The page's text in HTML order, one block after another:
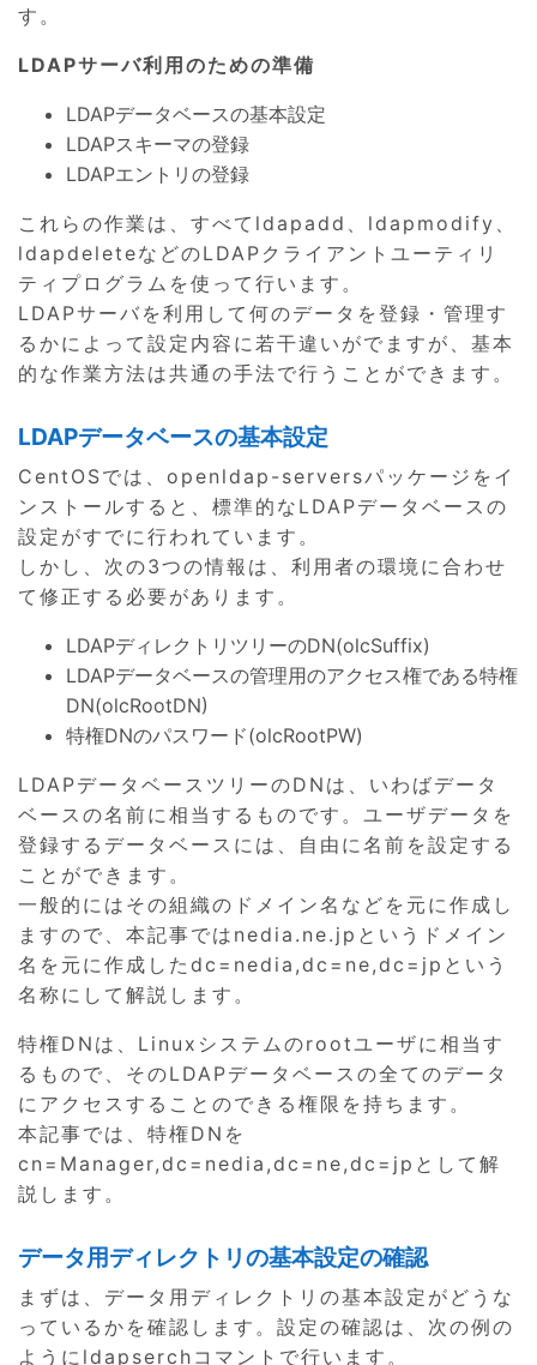
す。
LDAPサーバ利用のための準備
LDAPデータベースの基本設定
LDAPスキーマの登録
LDAPエントリの登録
これらの作業は、すべてldapadd、ldapmodify、
ldapdeleteなどのLDAPクライアントユーティリ
ティプログラムを使って行います。
LDAPサーバを利用して何のデータを登録・管理す
るかによって設定内容に若干違いがでますが、基本
的な作業方法は共通の手法で行うことができます。
LDAPデータベースの基本設定
CentOSでは、openldap-serversパッケージをイ
ンストールすると、標準的なLDAPデータベースの
設定がすでに行われています。
しかし、次の3つの情報は、利用者の環境に合わせ
て修正する必要があります。
LDAPディレクトリツリーのDN(olcSuffix)
LDAPデータベースの管理用のアクセス権である特権
DN(olcRootDN)
特権DNのパスワード(olcRootPW)
LDAPデータベースツリーのDNは、いわばデータ
ベースの名前に相当するものです。ユーザデータを
登録するデータベースには、自由に名前を設定する
ことができます。
一般的にはその組織のドメイン名などを元に作成し
ますので、本記事ではnedia.ne.jpというドメイン
名を元に作成したdc=nedia,dc=ne,dc=jpという
名称にして解説します。
特権DNは、Linuxシステムのrootユーザに相当す
るもので、そのLDAPデータベースの全てのデータ
にアクセスすることのできる権限を持ちます。
本記事では、特権DNを
cn=Manager,dc=nedia,dc=ne,dc=jpとして解
説します。
データ用ディレクトリの基本設定の確認
まずは、データ用ディレクトリの基本設定がどうな
っているかを確認します。設定の確認は、次の例の
ようにldapserchコマントで行います。